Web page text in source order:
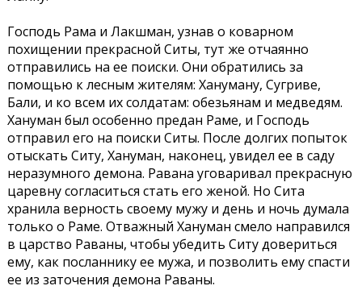
Господь Рама и Лакшман, узнав о коварном
похищении прекрасной Ситы, тут же отчаянно
отправились на ее поиски. Они обратились за
помощью к лесным жителям: Хануману, Сугриве,
Бали, и ко всем их солдатам: обезьянам и медведям.
Хануман был особенно предан Раме, и Господь
отправил его на поиски Ситы. После долгих попыток
отыскать Ситу, Хануман, наконец, увидел ее в саду
неразумного демона. Равана уговаривал прекрасную
царевну согласиться стать его женой. Но Сита
хранила верность своему мужу и день и ночь думала
только о Раме. Отважный Хануман смело направился
в царство Раваны, чтобы убедить Ситу довериться
ему, как посланнику ее мужа, и позволить ему спасти
ее из заточения демона Раваны.